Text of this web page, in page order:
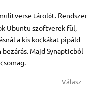
tárolót. Rendszer
Ubuntu szoftverek fül,
a kis kockákat pipáld
Majd Synapticból
Válasz